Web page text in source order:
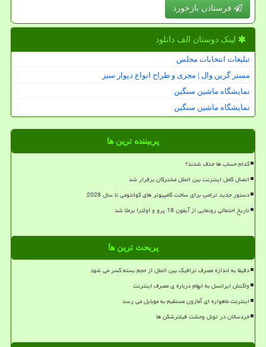
فرستادن بازخورد
لینک دوستان الف دانلود
تبلیغات انتخابات مجلس
مستر گرین وال | مجری و طراح انواع دیوار سبز
نمایشگاه ماشین سنگین
نمایشگاه ماشین سنگین
پربیننده ترین ها
کدام حساب ها حذف شدند؟
اتصال کامل اینترنت بین الملل مشترکان برقرار شد
دستور جدید ترامپ برای ساخت کامپیوتر های کوانتومی تا سال 2028
تاریخ احتمالی رونمایی از آیفون 18 پرو و اولترا برملا شد
پربحث ترین ها
دقیقا به اندازه مصرف ترافیک بین الملل از حجم بسته کسر می شود
واکنش ایرانسل به ابهام درباره ی مصرف اینترنت
اینترنت ماهواره ای آمازون مستقیم به موبایل می رسد
خردسالان در تونل وحشت فیلترشکن ها